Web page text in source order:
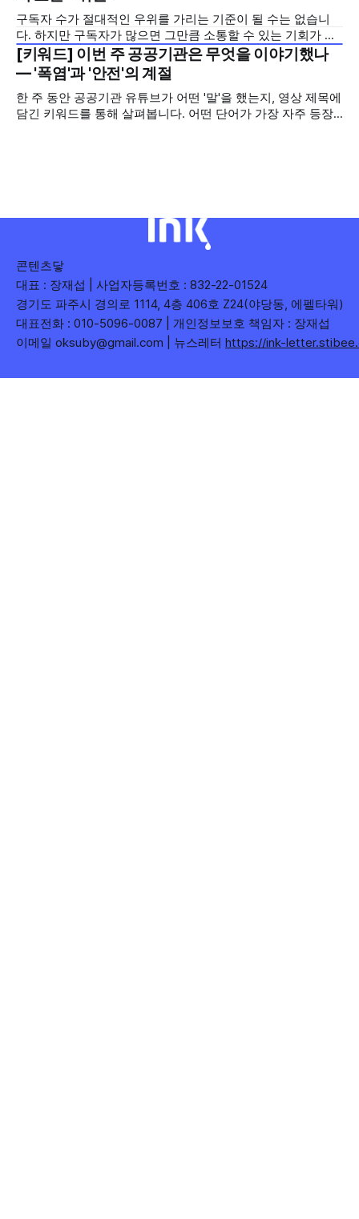
를 소개합니다. 이번 주는 특정 영상 한 편이 아니라, 채널 하나
의 '변화'를 이야기하려
구독자 수가 절대적인 우위를 가리는 기준이 될 수는 없습니
다. 하지만 구독자가 많으면 그만큼 소통할 수 있는 기회가 많
아집니다. 소통은 곧 채널의 신뢰로 이어집니다. 억지로 구독
자를 확보하기보다는 소통하는, 그래서 충성도 높은 구독자를
다수 확보하길 바라는 마음을 담아, 중앙행정기관과 광역자치
단체 유튜브 채널의 구독자를 월 단위로 분석합니다. 중앙행정
기관과 광역자치단체 유튜브 채널의 구독자를 통합하여
2026년 7월 5주
[키워드] 이번 주 공공기관은 무엇을 이야기했나
— '폭염'과 '안전'의 계절
한 주 동안 공공기관 유튜브가 어떤 '말'을 했는지, 영상 제목에
담긴 키워드를 통해 살펴봅니다. 어떤 단어가 가장 자주 등장
콘텐츠닿
대표 : 장재섭 | 사업자등록번호 : 832-22-01524
경기도 파주시 경의로 1114, 4층 406호 Z24(야당동, 에펠타워)
대표전화 : 010-5096-0087 | 개인정보보호 책임자 : 장재섭
이메일 oksuby@gmail.com | 뉴스레터 https://ink-